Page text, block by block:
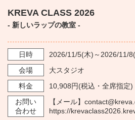
・ フロアマップ
KREVA CLASS 2026
- 新しいラップの教室 -
日時 2026/11/5(木)～ 2026/11/8
会場
大スタジオ
料金
10,908円(税込・全席指定)
お問い
合わせ
【メール】
https://